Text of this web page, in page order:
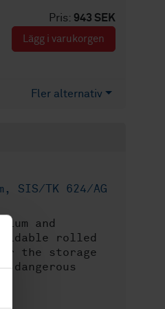
Pris: 943 SEK
Lägg i varukorgen
Fler alternativ
SIS/TK 624/AG
and
rolled
the storage
dangerous